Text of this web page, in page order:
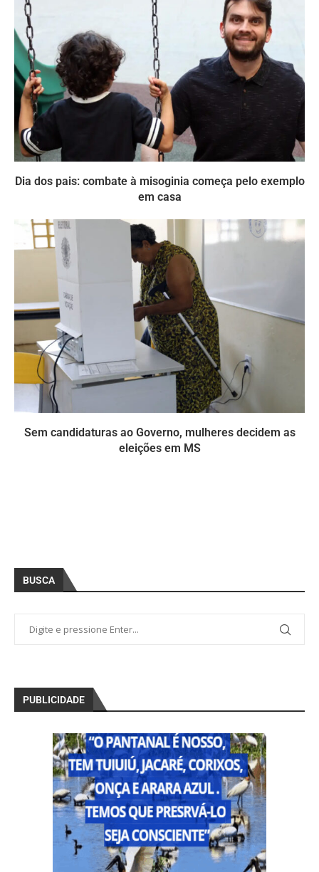
Dia dos pais: combate à misoginia começa pelo exemplo
em casa
Sem candidaturas ao Governo, mulheres decidem as
eleições em MS
BUSCA
PUBLICIDADE